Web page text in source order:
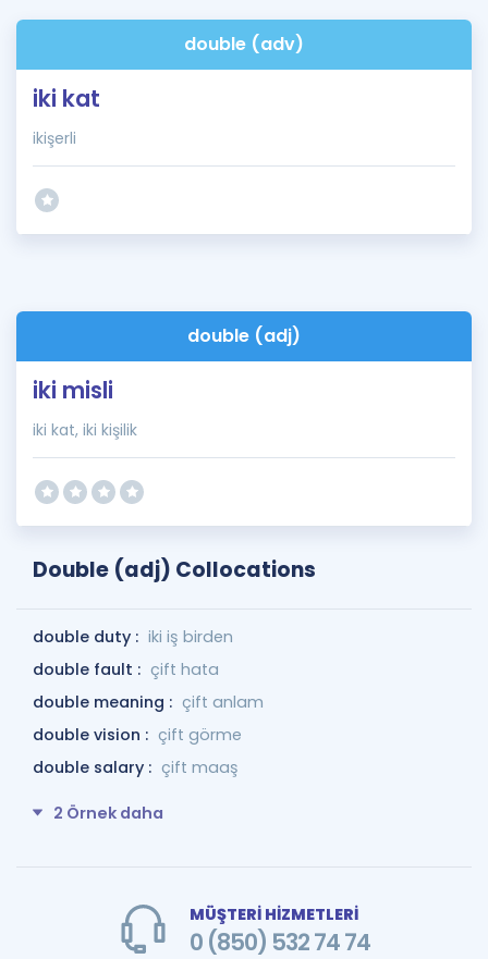
double (adv)
iki kat
ikişerli
double (adj)
iki misli
iki kat, iki kişilik
Double (adj) Collocations
double duty : iki iş birden
double fault : çift hata
double meaning : çift anlam
double vision : çift ​​görme
double salary : çift maaş
2 Örnek daha
MÜŞTERİ HİZMETLERİ
0 (850) 532 74 74